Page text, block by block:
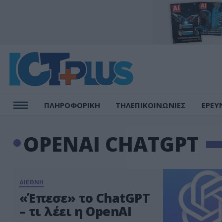
ΠΛΗΡΟΦΟΡΙΚΗ ΤΗΛΕΠΙΚΟΙΝΩΝΙΕΣ
OPENAI CHATGPT
ΔΙΕΘΝΗ
«Έπεσε» το ChatGPT
– τι λέει η OpenAI